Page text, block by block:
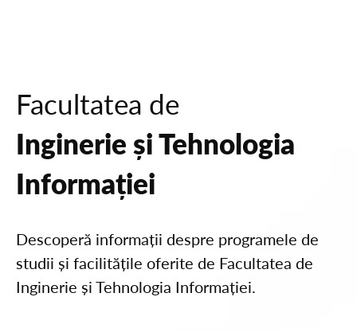
Facultatea de
Inginerie și Tehnologia
Informației
Descoperă informații despre programele de
studii și facilitățile oferite de Facultatea de
Inginerie și Tehnologia Informației.